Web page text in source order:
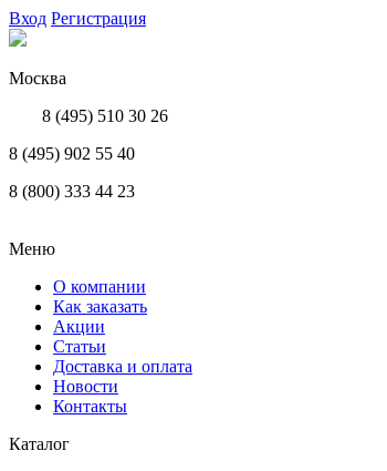
Вход Регистрация
Москва
8 (495) 510 30 26
8 (495) 902 55 40
8 (800) 333 44 23
Меню
О компании
Как заказать
Акции
Статьи
Доставка и оплата
Новости
Контакты
Каталог